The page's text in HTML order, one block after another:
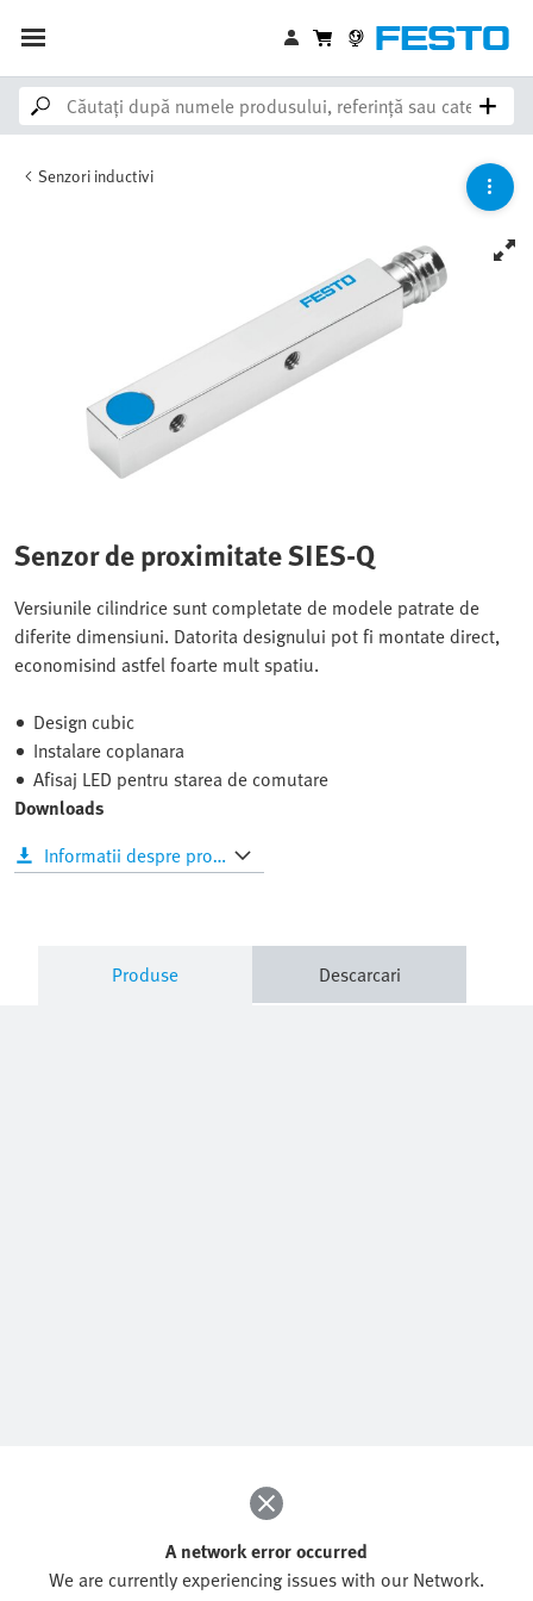
Senzori inductivi
Senzor de proximitate SIES-Q
Versiunile cilindrice sunt completate de modele patrate de
diferite dimensiuni. Datorita designului pot fi montate direct,
economisind astfel foarte mult spatiu.
Design cubic
Instalare coplanara
Afisaj LED pentru starea de comutare
Downloads
Informatii despre produs
Produse Descarcari
A network error occurred
We are currently experiencing issues with our Network.